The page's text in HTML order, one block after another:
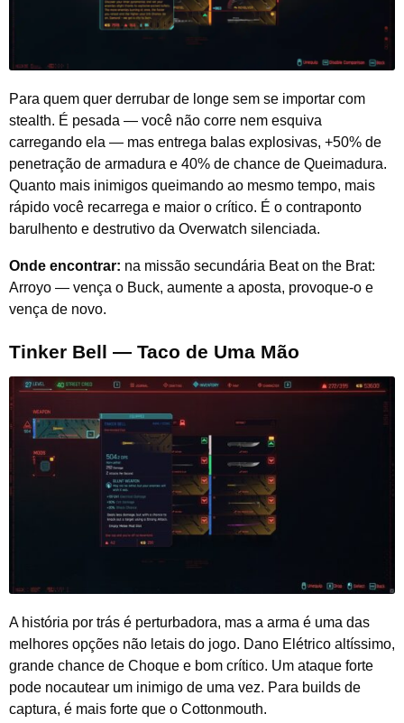
Para quem quer derrubar de longe sem se importar com
stealth. É pesada — você não corre nem esquiva
carregando ela — mas entrega balas explosivas, +50% de
penetração de armadura e 40% de chance de Queimadura.
Quanto mais inimigos queimando ao mesmo tempo, mais
rápido você recarrega e maior o crítico. É o contraponto
barulhento e destrutivo da Overwatch silenciada.
Onde encontrar: na missão secundária Beat on the Brat:
Arroyo — vença o Buck, aumente a aposta, provoque-o e
vença de novo.
Tinker Bell — Taco de Uma Mão
A história por trás é perturbadora, mas a arma é uma das
melhores opções não letais do jogo. Dano Elétrico altíssimo,
grande chance de Choque e bom crítico. Um ataque forte
pode nocautear um inimigo de uma vez. Para builds de
captura, é mais forte que o Cottonmouth.